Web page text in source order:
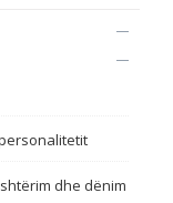
dhe dënim